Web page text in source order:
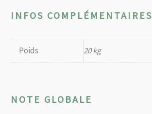
INFOS COMPLÉMENTAIRES
Poids 20 kg
NOTE GLOBALE